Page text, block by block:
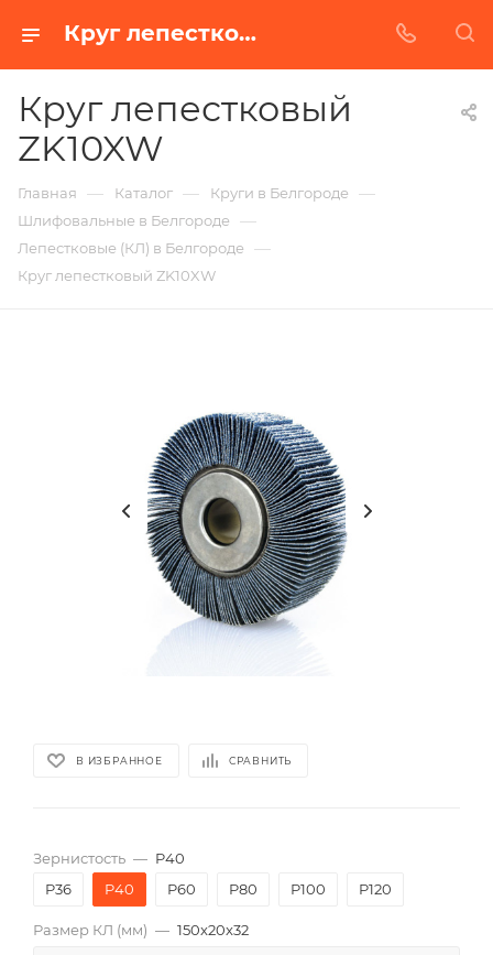
Круг лепестковый ZK10XW в Белгороде | Купить по недорогой цене от Абразивного Завода
Круг лепестковый
ZK10XW
Главная — Каталог — Круги в Белгороде —
Шлифовальные в Белгороде —
Лепестковые (КЛ) в Белгороде —
Круг лепестковый ZK10XW
В ИЗБРАННОЕ СРАВНИТЬ
Зернистость — P40
P36
P40 P60 P80 P100 P120
Размер КЛ (мм) — 150x20x32